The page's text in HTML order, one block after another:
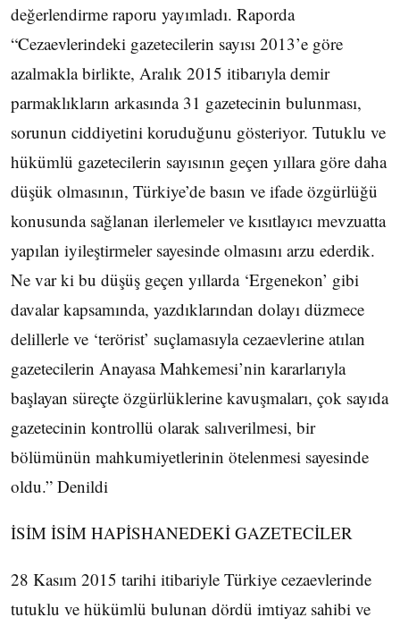
değerlendirme raporu yayımladı. Raporda
“Cezaevlerindeki gazetecilerin sayısı 2013’e göre
azalmakla birlikte, Aralık 2015 itibarıyla demir
parmaklıkların arkasında 31 gazetecinin bulunması,
sorunun ciddiyetini koruduğunu gösteriyor. Tutuklu ve
hükümlü gazetecilerin sayısının geçen yıllara göre daha
düşük olmasının, Türkiye’de basın ve ifade özgürlüğü
konusunda sağlanan ilerlemeler ve kısıtlayıcı mevzuatta
yapılan iyileştirmeler sayesinde olmasını arzu ederdik.
Ne var ki bu düşüş geçen yıllarda ‘Ergenekon’ gibi
davalar kapsamında, yazdıklarından dolayı düzmece
delillerle ve ‘terörist’ suçlamasıyla cezaevlerine atılan
gazetecilerin Anayasa Mahkemesi’nin kararlarıyla
başlayan süreçte özgürlüklerine kavuşmaları, çok sayıda
gazetecinin kontrollü olarak salıverilmesi, bir
bölümünün mahkumiyetlerinin ötelenmesi sayesinde
oldu.” Denildi
İSİM İSİM HAPİSHANEDEKİ GAZETECİLER
28 Kasım 2015 tarihi itibariyle Türkiye cezaevlerinde
tutuklu ve hükümlü bulunan dördü imtiyaz sahibi ve